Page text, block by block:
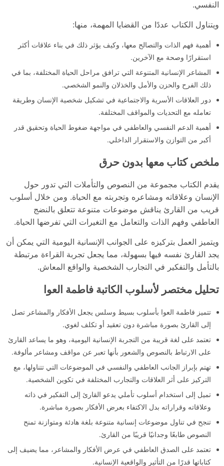
النفسي.
ويتناول الكتاب عددًا من القضايا المهمة، منها:
أهمية فهم الذات والتصالح معها، وكيف يؤثر ذلك في بناء علاقات أكثر
استقرارًا وصحة مع الآخرين.
المشاعر الإنسانية المتنوعة التي ترافق مراحل الحياة المختلفة، بما في
ذلك الفرح والحزن والأمل والخذلان والنمو الشخصي.
دور العلاقات الأسرية والاجتماعية في تشكيل شخصية الإنسان وطريقة
تعامله مع التحديات والمواقف المختلفة.
أهمية الدعم النفسي والعاطفي في مواجهة ضغوط الحياة وتحقيق قدر
أكبر من التوازن والاستقرار الداخلي.
ملخص كتاب معها بدون حرق
يقدم الكتاب مجموعة من النصوص والتأملات التي تدور حول
الإنسان وعلاقاته ومشاعره وتجربته مع الحياة. ومن خلال أسلوب
قريب من القارئ يناقش موضوعات متنوعة تتعلق بالنضج
العاطفي وفهم الذات والتعامل مع التغيرات التي تفرضها الحياة.
ويتميز العمل بتركيزه على الجوانب الإنسانية اليومية التي يمكن أن
يجد القارئ نفسه فيها بسهولة، مما يجعل تجربة القراءة مرتبطة
بالتأمل والتفكير في التجارب الشخصية والواقع المعاش.
تحليل مختصر لأسلوب الكاتبة فاطمة العوا
تتميز فاطمة العوا بأسلوب بسيط وسلس يجعل الأفكار والمشاعر تصل
إلى القارئ بصورة مباشرة دون تعقيد أو تكلف لغوي.
تعتمد على لغة قريبة من التجربة الإنسانية اليومية، وهو ما يساعد القارئ
على الارتباط بالنصوص والشعور بأنها تعبر عن مواقف ومشاعر مألوفة.
تهتم بإبراز الجانب العاطفي والنفسي في الموضوعات التي تتناولها، مع
التركيز على أثر العلاقات والتجارب المختلفة في تكوين الشخصية.
تميل إلى استخدام أسلوب تأملي يدعو القارئ إلى التفكير في ذاته
وعلاقاته وقراراته بدل الاكتفاء بعرض الأفكار بصورة مباشرة.
تنجح في تناول موضوعات إنسانية متنوعة بلغة هادئة ومتوازنة تمنح
النصوص طابعًا وجدانيًا قريبًا من القارئ.
تعتمد على الصدق العاطفي في عرض الأفكار والمشاعر، مما يضيف إلى
كتاباتها قدرًا من التأثير والواقعية الإنسانية.